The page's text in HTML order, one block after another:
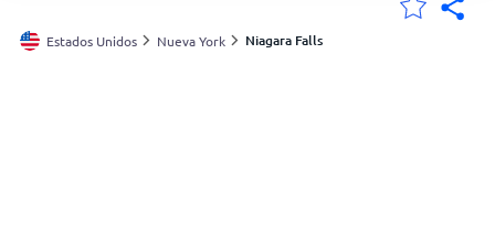
Argentina
Estados Unidos Nueva York Niagara Falls